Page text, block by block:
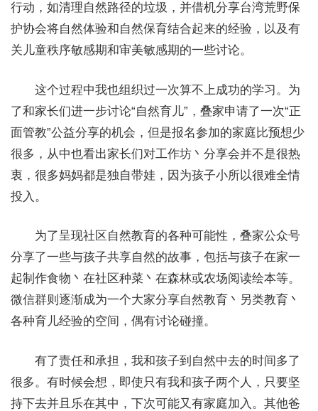
行动，如清理自然路径的垃圾，并借机分享台湾荒野保
护协会将自然体验和自然保育结合起来的经验，以及有
关儿童秩序敏感期和审美敏感期的一些讨论。
这个过程中我也组织过一次算不上成功的学习。为
了和家长们进一步讨论“自然育儿”，叠家申请了一次“正
面管教”公益分享的机会，但是报名参加的家庭比预想少
很多，从中也看出家长们对工作坊丶分享会并不是很热
衷，很多妈妈都是独自带娃，因为孩子小所以很难全情
投入。
为了呈现社区自然教育的各种可能性，叠家公众号
分享了一些与孩子共享自然的故事，包括与孩子在家一
起制作食物丶在社区种菜丶在森林或农场阅读绘本等。
微信群则逐渐成为一个大家分享自然教育丶另类教育丶
各种育儿经验的空间，偶有讨论碰撞。
有了责任和承担，我和孩子到自然中去的时间多了
很多。有时候会想，即使只有我和孩子两个人，只要坚
持下去并且乐在其中，下次可能又有家庭加入。其他爸